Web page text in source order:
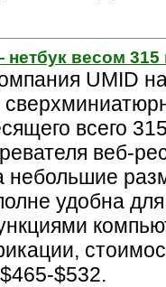
нетбук весом 315
UMID
всего
веб-
небольшие
удобна
$532.